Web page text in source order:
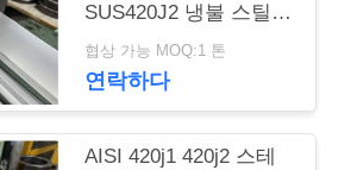
SUS420J2 냉불 스틸
코일
협상 가능 MOQ:1 톤
연락하다
AISI 420j1 420j2 스테